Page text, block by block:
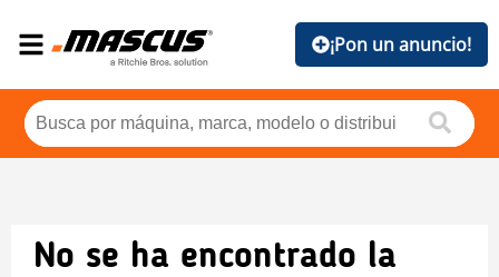
¡Pon un anuncio!
No se ha encontrado la